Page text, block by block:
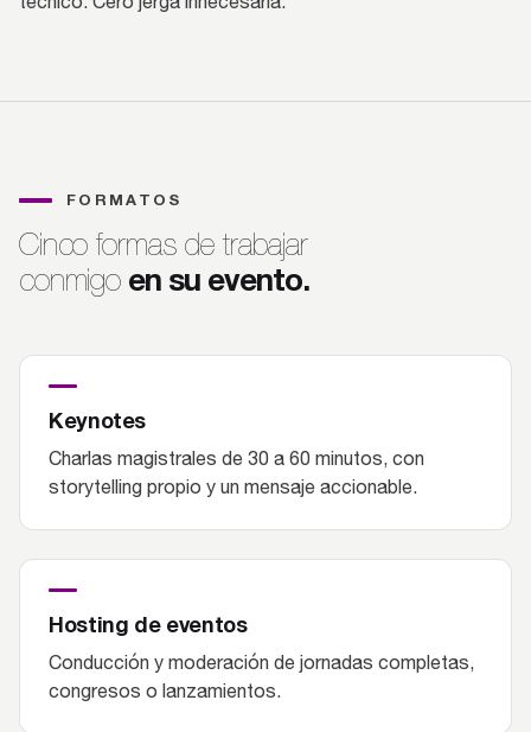
FORMATOS
Cinco formas de trabajar
conmigo en su evento.
Keynotes
Charlas magistrales de 30 a 60 minutos, con
storytelling propio y un mensaje accionable.
Hosting de eventos
Conducción y moderación de jornadas completas,
congresos o lanzamientos.